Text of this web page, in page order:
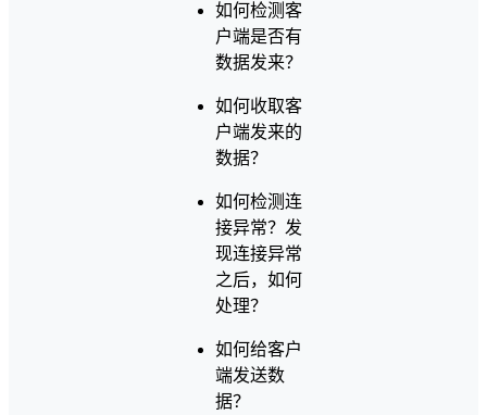
如何检测客
户端是否有
数据发来？
如何收取客
户端发来的
数据？
如何检测连
接异常？发
现连接异常
之后，如何
处理？
如何给客户
端发送数
据？